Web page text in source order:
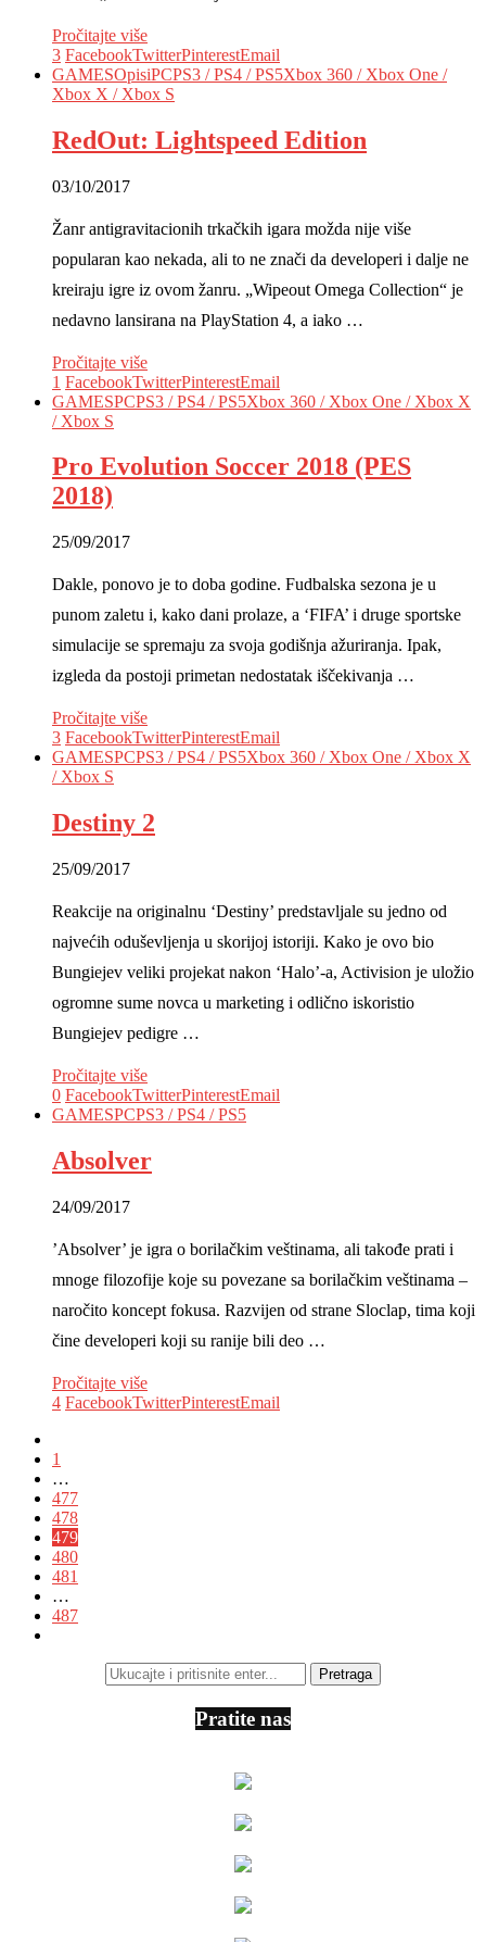
Pročitajte više
3 FacebookTwitterPinterestEmail
GAMESOpisiPCPS3 / PS4 / PS5Xbox 360 / Xbox One /
Xbox X / Xbox S
RedOut: Lightspeed Edition
03/10/2017
Žanr antigravitacionih trkačkih igara možda nije više
popularan kao nekada, ali to ne znači da developeri i dalje ne
kreiraju igre iz ovom žanru. „Wipeout Omega Collection“ je
nedavno lansirana na PlayStation 4, a iako …
Pročitajte više
1 FacebookTwitterPinterestEmail
GAMESPCPS3 / PS4 / PS5Xbox 360 / Xbox One / Xbox X
/ Xbox S
Pro Evolution Soccer 2018 (PES
2018)
25/09/2017
Dakle, ponovo je to doba godine. Fudbalska sezona je u
punom zaletu i, kako dani prolaze, a ‘FIFA’ i druge sportske
simulacije se spremaju za svoja godišnja ažuriranja. Ipak,
izgleda da postoji primetan nedostatak iščekivanja …
Pročitajte više
3 FacebookTwitterPinterestEmail
GAMESPCPS3 / PS4 / PS5Xbox 360 / Xbox One / Xbox X
/ Xbox S
Destiny 2
25/09/2017
Reakcije na originalnu ‘Destiny’ predstavljale su jedno od
najvećih oduševljenja u skorijoj istoriji. Kako je ovo bio
Bungiejev veliki projekat nakon ‘Halo’-a, Activision je uložio
ogromne sume novca u marketing i odlično iskoristio
Bungiejev pedigre …
Pročitajte više
0 FacebookTwitterPinterestEmail
GAMESPCPS3 / PS4 / PS5
Absolver
24/09/2017
’Absolver’ je igra o borilačkim veštinama, ali takođe prati i
mnoge filozofije koje su povezane sa borilačkim veštinama –
naročito koncept fokusa. Razvijen od strane Sloclap, tima koji
čine developeri koji su ranije bili deo …
Pročitajte više
4 FacebookTwitterPinterestEmail
1
…
477
478
479
480
481
…
487
Pratite nas